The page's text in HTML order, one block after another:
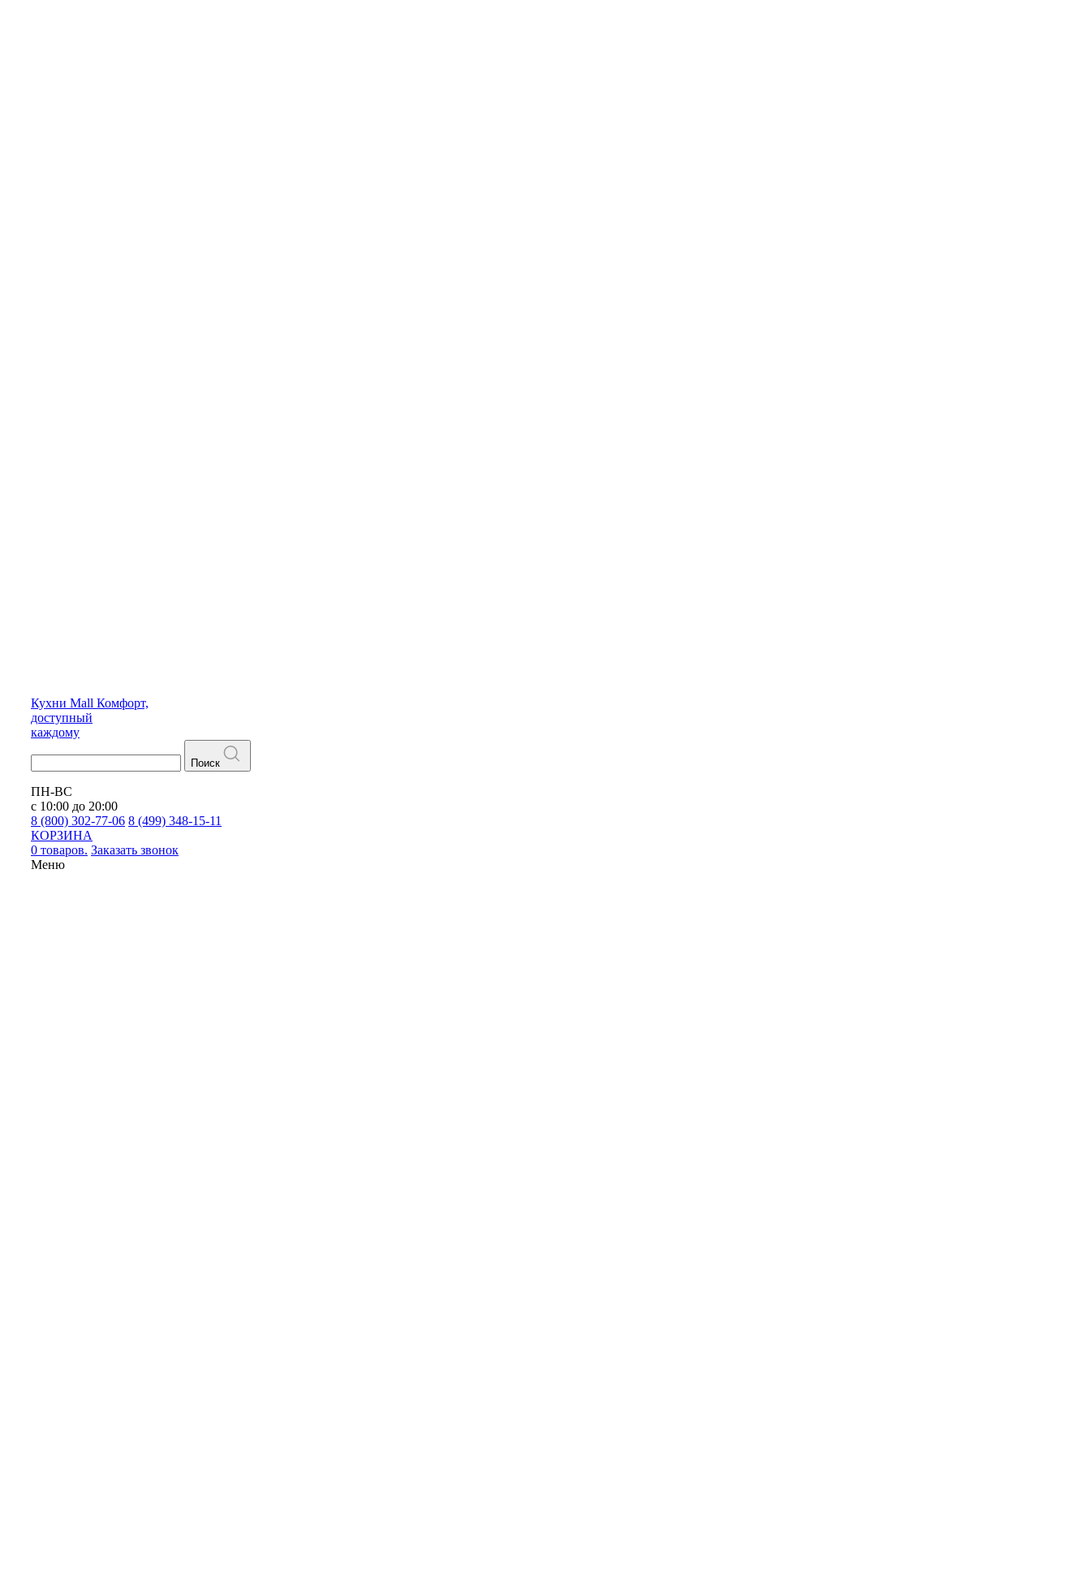
Кухни Mall Комфорт,
доступный
каждому
Поиск
ПН-ВС
с 10:00 до 20:00
8 (800) 302-77-06 8 (499) 348-15-11
КОРЗИНА
0 товаров. Заказать звонок
Меню